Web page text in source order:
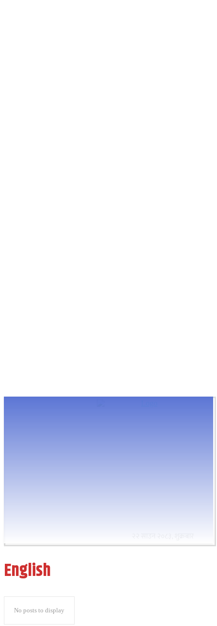
English
No posts to display